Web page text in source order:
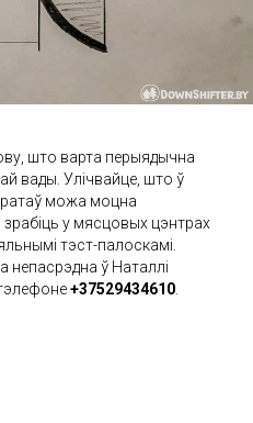
што варта перыядычна
вады. Улічвайце, што ў
можа моцна
у мясцовых цэнтрах
тэст-палоскамі.
ў Наталлі
+37529434610